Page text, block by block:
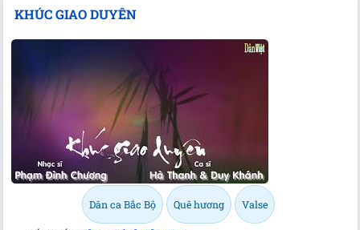
KHÚC GIAO DUYÊN
Dân ca Bắc Bộ Quê hương Valse